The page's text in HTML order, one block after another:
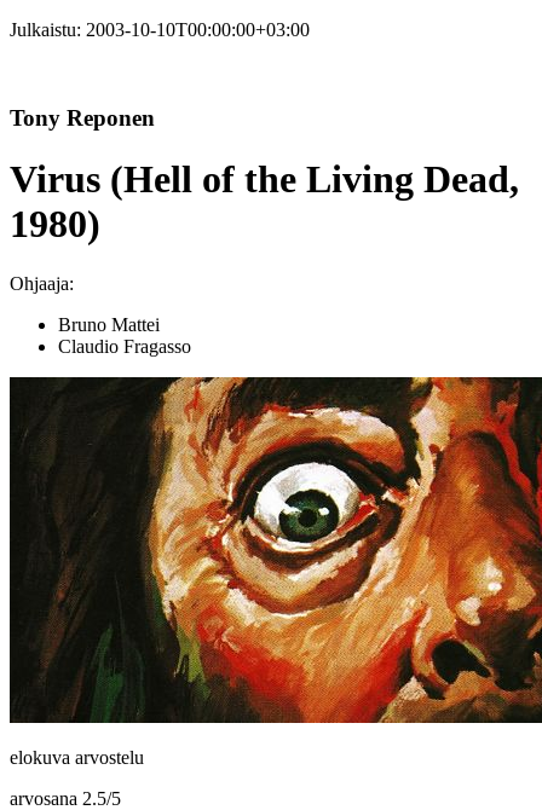
Julkaistu: 2003-10-10T00:00:00+03:00
Tony Reponen
Virus (Hell of the Living Dead,
1980)
Ohjaaja:
Bruno Mattei
Claudio Fragasso
elokuva arvostelu
arvosana 2.5/5